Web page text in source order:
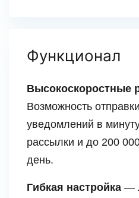
Функционал
Высокоскоростные
Возможность
уведомлений в
рассылки и до 200
день.
Гибкая настройка —